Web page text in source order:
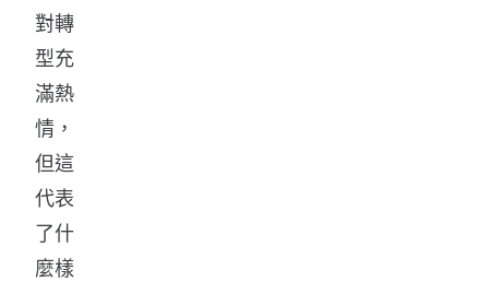
對轉
型充
滿熱
情，
但這
代表
了什
麼樣